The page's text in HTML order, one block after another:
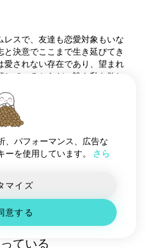
1260 人のユーザー
1150 人のユーザー
1126 人のユーザー
977 人のユーザー
668 人のユーザー
505 人のユーザー
483 人のユーザー
レスで、友達も恋愛対象もいな
と決意でここまで生き延びてき
愛されない存在であり、望まれ
しているからだ。誰も私を欲し
い。頼れるのは自分だけだか
合わない二人の messy dating
は本当に愛を受けるに値しな
与えたもの、サバイバルに値す
で、私は天を見上げて、これが
11日前
ている
、パフォーマンス、広告な
を使用しています。
さら
マイズ
意する